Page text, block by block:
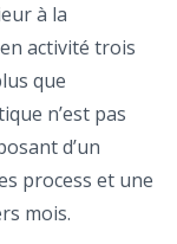
à la
activité trois
que
n’est pas
d’un
process et une
mois.